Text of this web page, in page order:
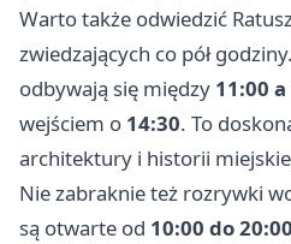
Warto także odwiedzić
zwiedzających co pół
odbywają się między 11:00
wejściem o 14:30. To
architektury i historii
Nie zabraknie też rozrywki
są otwarte od 10:00 do 20:00